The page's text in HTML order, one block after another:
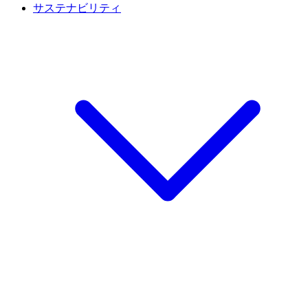
サステナビリティ